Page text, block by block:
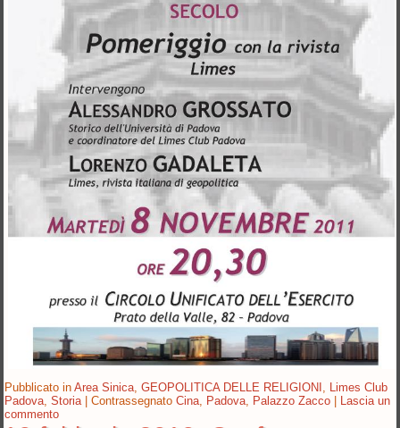
Pubblicato in Area Sinica ,GEOPOLITICA DELLE RELIGIONI
Limes Club
Padova ,Storia |Contrassegnato Cina Padova Palazzo Zacco | Lascia un
commento